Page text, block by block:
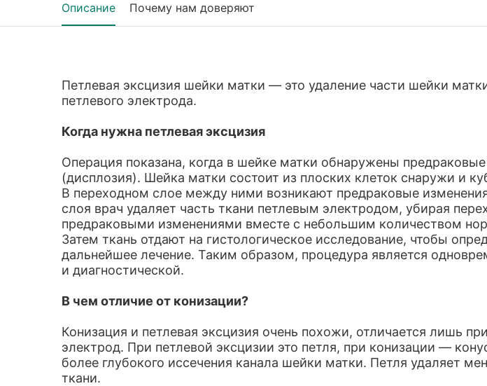
Описание Почему нам доверяют
Петлевая эксцизия шейки матки — это удаление части шейки
петлевого электрода.
Когда нужна петлевая эксцизия
Операция показана, когда в шейке матки обнаружены
(дисплозия). Шейка матки состоит из плоских клеток снаружи и
В переходном слое между ними возникают предраковые
слоя врач удаляет часть ткани петлевым электродом, убирая
предраковыми изменениями вместе с небольшим количеством
Затем ткань отдают на гистологическое исследование, чтобы
дальнейшее лечение. Таким образом, процедура является
и диагностической.
В чем отличие от конизации?
Конизация и петлевая эксцизия очень похожи, отличается лишь
электрод. При петлевой эксцизии это петля, при конизации —
более глубокого иссечения канала шейки матки. Петля удаляет
ткани.